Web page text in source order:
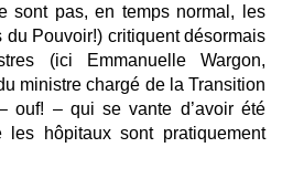
sont pas, en temps normal, les
Pouvoir!) critiquent désormais
(ici Emmanuelle Wargon,
ministre chargé de la Transition
ouf! – qui se vante d’avoir été
les hôpitaux sont pratiquement